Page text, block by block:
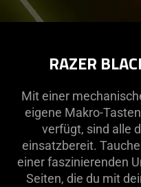
RAZER
Mit einer
eigene Makro-
verfügt, sind alle
einsatzbereit.
einer faszinierenden
Seiten, die du mit